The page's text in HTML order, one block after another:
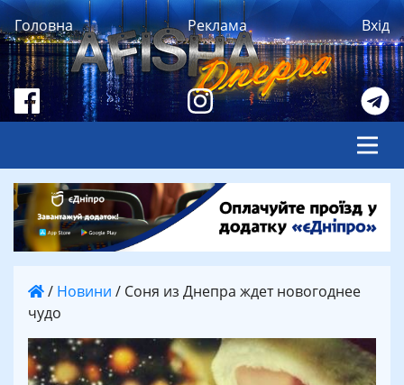
Головна Реклама Вхід
/ Новини / Соня из Днепра ждет новогоднее
чудо